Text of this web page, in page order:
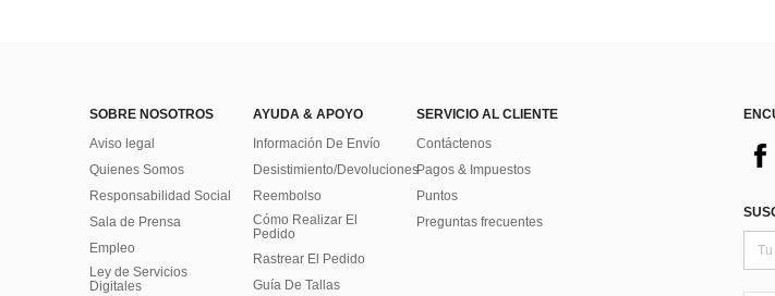
SOBRE NOSOTROS
Aviso legal
Quienes Somos
Responsabilidad Social
Sala de Prensa
Empleo
Ley de Servicios
Digitales
AYUDA & APOYO
Información De Envío
Desistimiento/Devoluciones
Reembolso
Cómo Realizar El
Pedido
Rastrear El Pedido
Guía De Tallas
SERVICIO AL CLIENTE
Contáctenos
Pagos & Impuestos
Puntos
Preguntas frecuentes